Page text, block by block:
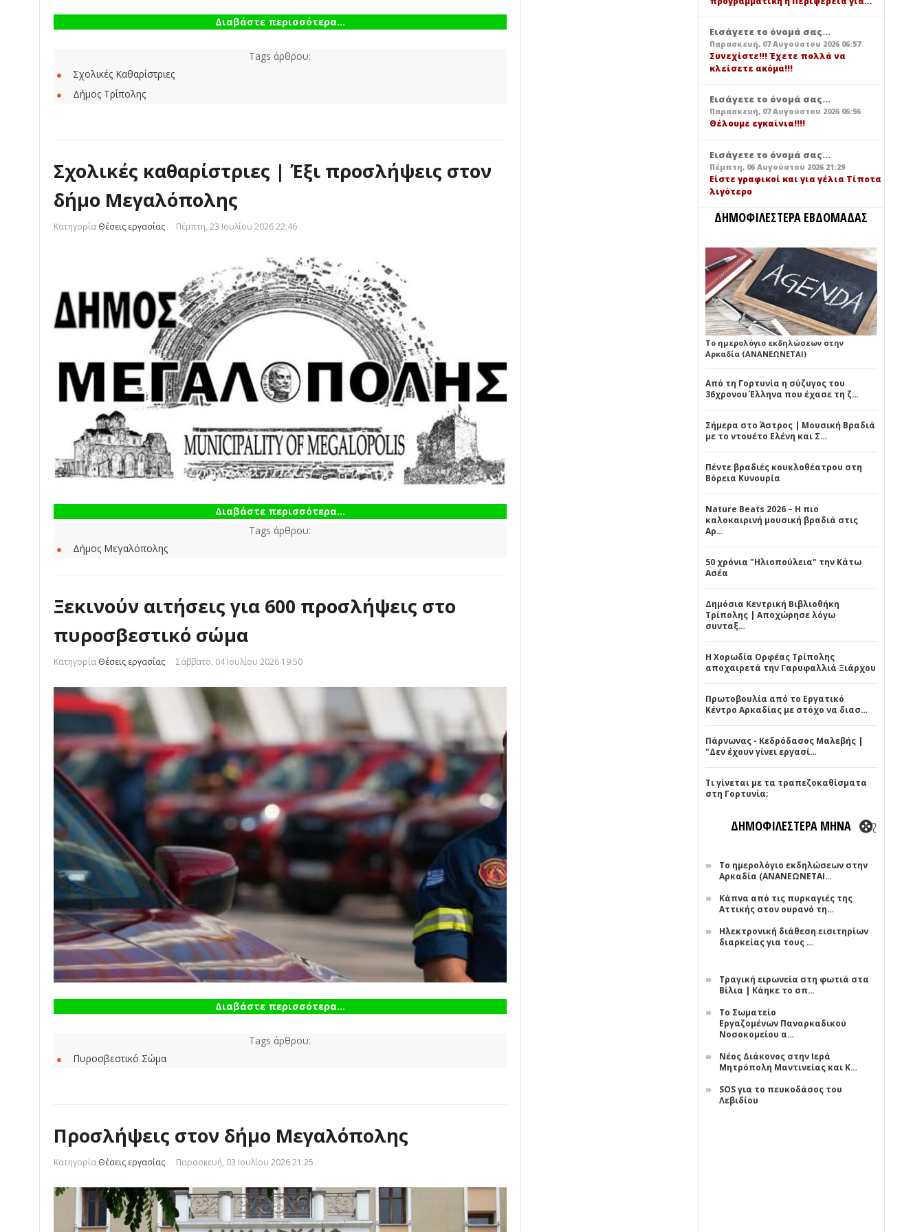
Διαβάστε περισσότερα...
Tags άρθρου:
Σχολικές Καθαρίστριες
Δήμος Τρίπολης
Σχολικές καθαρίστριες | Έξι προσλήψεις στον
δήμο Μεγαλόπολης
Κατηγορία Θέσεις εργασίας Πέμπτη, 23 Ιουλίου 2026 22:46
Διαβάστε περισσότερα...
Tags άρθρου:
Δήμος Μεγαλόπολης
Ξεκινούν αιτήσεις για 600 προσλήψεις στο
πυροσβεστικό σώμα
Κατηγορία Θέσεις εργασίας Σάββατο, 04 Ιουλίου 2026 19:50
Διαβάστε περισσότερα...
Tags άρθρου:
Πυροσβεστικό Σώμα
Προσλήψεις στον δήμο Μεγαλόπολης
Κατηγορία Θέσεις εργασίας Παρασκευή, 03 Ιουλίου 2026 21:25
Εισάγετε το όνομά σας...
Παρασκευή, 07 Αυγούστου 2026 06:57
Συνεχίστε!!! Έχετε πολλά να
κλείσετε ακόμα!!!
Εισάγετε το όνομά σας...
Παρασκευή, 07 Αυγούστου 2026 06:56
Θέλουμε εγκαίνια!!!!
Εισάγετε το όνομά σας...
Πέμπτη, 06 Αυγούστου 2026 21:29
Είστε γραφικοί και για γέλια Τίποτα
λιγότερο
ΔΗΜΟΦΙΛΕΣΤΕΡΑ ΕΒΔΟΜΑΔΑΣ
Το ημερολόγιο εκδηλώσεων στην
Αρκαδία (ΑΝΑΝΕΩΝΕΤΑΙ)
Από τη Γορτυνία η σύζυγος του
36χρονου Έλληνα που έχασε τη ζ…
Σήμερα στο Άστρος | Μουσική Βραδιά
με το ντουέτο Ελένη και Σ…
Πέντε βραδιές κουκλοθέατρου στη
Βόρεια Κυνουρία
Nature Beats 2026 – Η πιο
καλοκαιρινή μουσική βραδιά στις
Αρ…
50 χρόνια "Ηλιοπούλεια" την Κάτω
Ασέα
Δημόσια Κεντρική Βιβλιοθήκη
Τρίπολης | Αποχώρησε λόγω
συνταξ…
Η Χορωδία Ορφέας Τρίπολης
αποχαιρετά την Γαρυφαλλιά Ξιάρχου
Πρωτοβουλία από το Εργατικό
Κέντρο Αρκαδίας με στόχο να διασ…
Πάρνωνας - Κεδρόδασος Μαλεβής |
"Δεν έχουν γίνει εργασί…
Τι γίνεται με τα τραπεζοκαθίσματα
στη Γορτυνία;
ΔΗΜΟΦΙΛΕΣΤΕΡΑ ΜΗΝΑ
Το ημερολόγιο εκδηλώσεων στην
Αρκαδία (ΑΝΑΝΕΩΝΕΤΑΙ…
Κάπνα από τις πυρκαγιές της
Αττικής στον ουρανό τη…
Ηλεκτρονική διάθεση εισιτηρίων
διαρκείας για τους …
Τραγική ειρωνεία στη φωτιά στα
Βίλια | Κάηκε το σπ…
Το Σωματείο
Εργαζομένων Παναρκαδικού
Νοσοκομείου α…
Νέος Διάκονος στην Ιερά
Μητρόπολη Μαντινείας και Κ…
SOS για το πευκοδάσος του
Λεβιδίου